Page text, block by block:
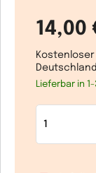
14,00
Lieferbar in